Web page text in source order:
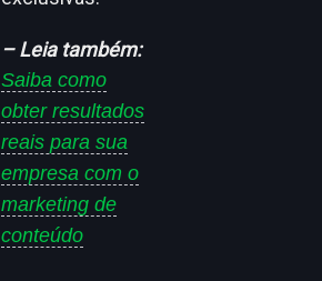
– Leia também:
Saiba como
obter resultados
reais para sua
empresa com o
marketing de
conteúdo